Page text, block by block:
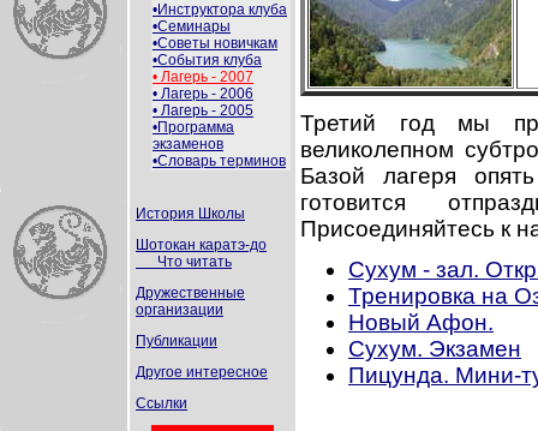
•Инструктора клуба
•Семинары
•Советы новичкам
•События клуба
• Лагерь - 2007
• Лагерь - 2006
• Лагерь - 2005
•Программа
экзаменов
•Словарь терминов
История Школы
Шотокан каратэ-до
Что читать
Дружественные
организации
Публикации
Другое интересное
Ссылки
Третий год мы
великолепном
Базой лагеря
готовится
Присоединяйтесь к
Сухум - зал.
Тренировка на
Новый Афон.
Сухум. Экзамен
Пицунда. Мини-